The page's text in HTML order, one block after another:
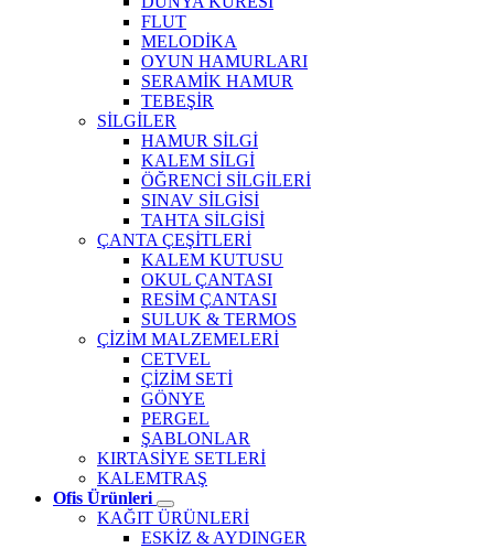
FLUT
MELODİKA
OYUN HAMURLARI
SERAMİK HAMUR
TEBEŞİR
SİLGİLER
HAMUR SİLGİ
KALEM SİLGİ
ÖĞRENCİ SİLGİLERİ
SINAV SİLGİSİ
TAHTA SİLGİSİ
ÇANTA ÇEŞİTLERİ
KALEM KUTUSU
OKUL ÇANTASI
RESİM ÇANTASI
SULUK & TERMOS
ÇİZİM MALZEMELERİ
CETVEL
ÇİZİM SETİ
GÖNYE
PERGEL
ŞABLONLAR
KIRTASİYE SETLERİ
KALEMTRAŞ
Ofis Ürünleri
KAĞIT ÜRÜNLERİ
ESKİZ & AYDINGER